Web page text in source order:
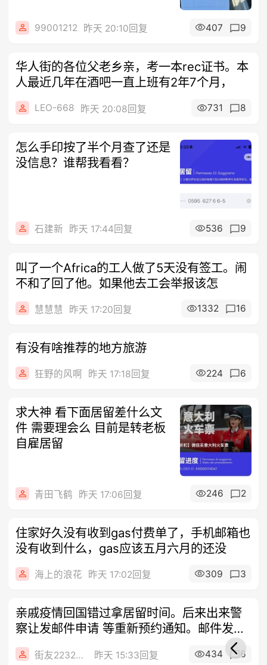
99001212 昨天 20:10回复 407 9
华人街的各位父老乡亲，考一本rec证书。本
人最近几年在酒吧一直上班有2年7个月，
LEO-668 昨天 20:08回复 731 8
怎么手印按了半个月查了还是
没信息？谁帮我看看？
石建新 昨天 17:44回复 536 9
叫了一个Africa的工人做了5天没有签工。闹
不和了回了他。如果他去工会举报该怎
慧慧慧 昨天 17:20回复 1332 16
有没有啥推荐的地方旅游
狂野的风啊 昨天 17:18回复 224 6
求大神 看下面居留差什么文
件 需要理会么 目前是转老板
自雇居留
青田飞鹤 昨天 17:06回复 246 2
住家好久没有收到gas付费单了，手机邮箱也
没有收到什么，gas应该五月六月的还没
海上的浪花 昨天 17:02回复 309 3
亲戚疫情回国错过拿居留时间。后来出来警
察让发邮件申请 等重新预约通知。邮件发了
一
街友22320606 昨天 15:33回复 434 6